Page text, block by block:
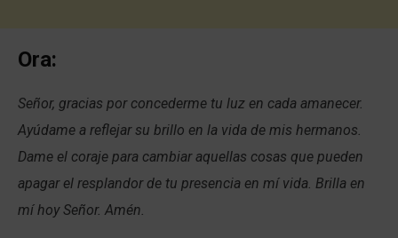
Ora:
Señor, gracias por concederme tu luz en cada amanecer.
Ayúdame a reflejar su brillo en la vida de mis hermanos.
Dame el coraje para cambiar aquellas cosas que pueden
apagar el resplandor de tu presencia en mí vida. Brilla en
mí hoy Señor. Amén.